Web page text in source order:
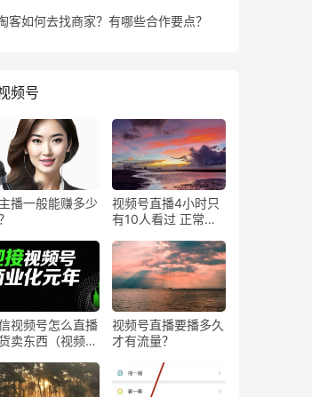
客如何去找商家？有哪些合作要点？
频号
播一般能赚多少
视频号直播4小时只
有10人看过 正常
视频号怎么直播
卖东西（视频号
视频号直播要播多久
才有流量？